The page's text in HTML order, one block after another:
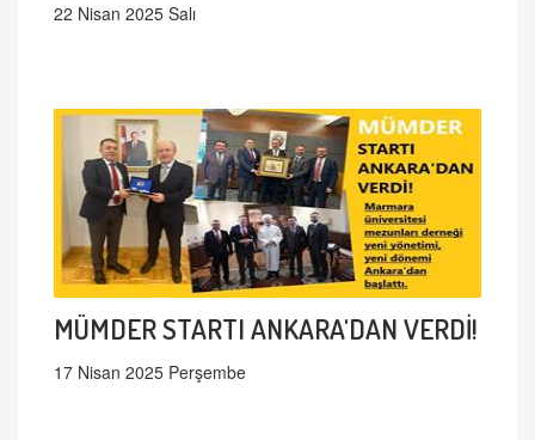
22 Nisan 2025 Salı
MÜMDER STARTI ANKARA'DAN VERDİ!
17 Nisan 2025 Perşembe